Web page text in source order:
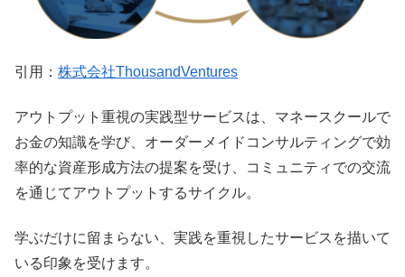
引用： 株式会社ThousandVentures
アウトプット重視の実践型サービスは、マネースクールで
お金の知識を学び、オーダーメイドコンサルティングで効
率的な資産形成方法の提案を受け、コミュニティでの交流
を通じてアウトプットするサイクル。
学ぶだけに留まらない、実践を重視したサービスを描いて
いる印象を受けます。